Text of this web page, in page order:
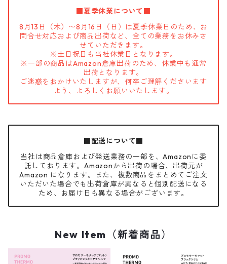
■夏季休業について■
8月13日（木）〜8月16日（日）は夏季休業日のため、お
問合せ対応および商品出荷など、全ての業務をお休みさ
せていただきます。
※土日祝日も当社休業日となります。
※一部の商品はAmazon倉庫出荷のため、休業中も通常
出荷となります。
ご迷惑をおかけいたしますが、何卒ご理解くださいます
よう、よろしくお願いいたします。
■配送について■
当社は商品倉庫および発送業務の一部を、Amazonに委
託しております。Amazonから出荷の場合、出荷元が
Amazon になります。また、複数商品をまとめてご注文
いただいた場合でも出荷倉庫が異なると個別配送になる
ため、お届け日も異なる場合がございます。
New Item（新着商品）